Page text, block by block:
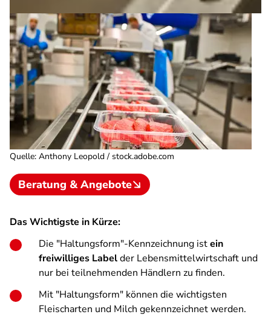
Quelle: Anthony Leopold / stock.adobe.com
Beratung & Angebote
Das Wichtigste in Kürze:
Die "Haltungsform"-Kennzeichnung istein
freiwilliges Labelder Lebensmittelwirtschaft und
nur bei teilnehmenden Händlern zu finden.
Mit "Haltungsform" können die wichtigsten
Fleischarten und Milch gekennzeichnet werden.